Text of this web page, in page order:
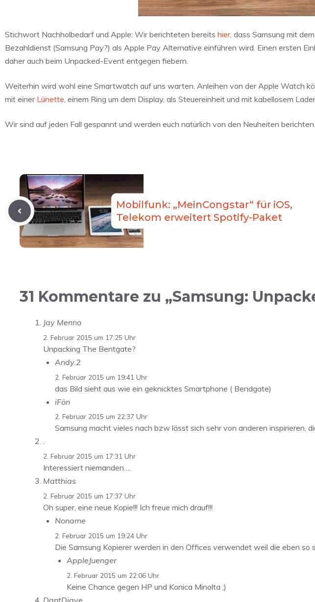
Stichwort Nachholbedarf und Apple: Wir berichteten bereits hier, dass Samsung mit
Bezahldienst (Samsung Pay?) als Apple Pay Alternative einführen wird. Einen ersten
daher auch beim Unpacked-Event entgegen fiebern.
Weiterhin wird wohl eine Smartwatch auf uns warten. Anleihen von der Apple Watch
mit einer Lünette , einem Ring um dem Display, als Steuereinheit und mit kabellosem
Wir sind auf jeden Fall gespannt und werden euch natürlich von den Neuheiten berichten.
Mobilfunk: „MeinCongstar“ für iOS,
Telekom erweitert Spotify-Paket
31 Kommentare zu „Samsung:
Jay Menno
2. Februar 2015 um 17:25 Uhr
Unpacking The Bentgate?
Andy.2
2. Februar 2015 um 19:41 Uhr
das Bild sieht aus wie ein geknicktes Smartphone ( Bendgate)
iFön
2. Februar 2015 um 22:37 Uhr
Samsung macht vieles nach bzw lässt sich sehr von anderen inspirieren,
.
2. Februar 2015 um 17:31 Uhr
Interessiert niemanden….
Matthias
2. Februar 2015 um 17:37 Uhr
Oh super, eine neue Kopie!!! Ich freue mich drauf!!!
Noname
2. Februar 2015 um 19:24 Uhr
Die Samsung Kopierer werden in den Offices verwendet weil die eben so
AppleJuenger
2. Februar 2015 um 22:06 Uhr
Keine Chance gegen HP und Konica Minolta ;)
DantDiave